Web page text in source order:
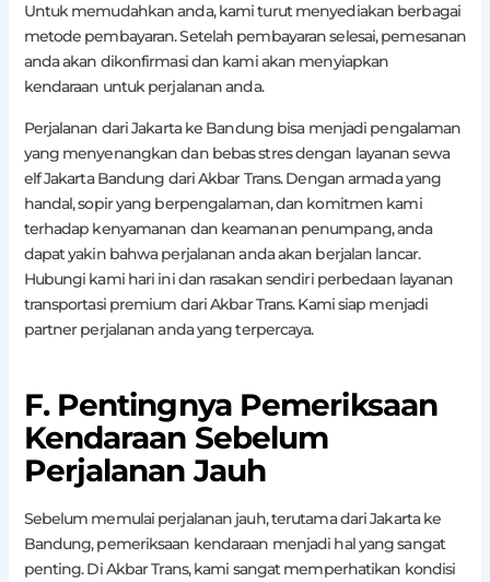
Untuk memudahkan anda, kami turut menyediakan berbagai
metode pembayaran. Setelah pembayaran selesai, pemesanan
anda akan dikonfirmasi dan kami akan menyiapkan
kendaraan untuk perjalanan anda.
Perjalanan dari Jakarta ke Bandung bisa menjadi pengalaman
yang menyenangkan dan bebas stres dengan layanan sewa
elf Jakarta Bandung dari Akbar Trans. Dengan armada yang
handal, sopir yang berpengalaman, dan komitmen kami
terhadap kenyamanan dan keamanan penumpang, anda
dapat yakin bahwa perjalanan anda akan berjalan lancar.
Hubungi kami hari ini dan rasakan sendiri perbedaan layanan
transportasi premium dari Akbar Trans. Kami siap menjadi
partner perjalanan anda yang terpercaya.
F. Pentingnya Pemeriksaan
Kendaraan Sebelum
Perjalanan Jauh
Sebelum memulai perjalanan jauh, terutama dari Jakarta ke
Bandung, pemeriksaan kendaraan menjadi hal yang sangat
penting. Di Akbar Trans, kami sangat memperhatikan kondisi